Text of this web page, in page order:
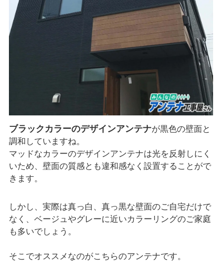
ブラックカラーのデザインアンテナが黒色の壁面と
調和していますね。
マッドなカラーのデザインアンテナは光を反射しにく
いため、壁面の質感とも違和感なく設置することがで
きます。
しかし、実際は真っ白、真っ黒な壁面のご自宅だけで
なく、ベージュやグレーに近いカラーリングのご家庭
も多いでしょう。
そこでオススメなのがこちらのアンテナです。